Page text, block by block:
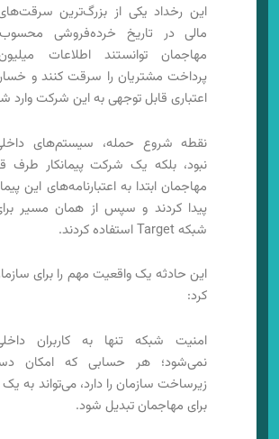
این رخداد یکی از بزرگ‌ترین
مالی در تاریخ خرده‌فروشی
مهاجمان توانستند اطلاعات
پرداخت مشتریان را سرقت کنند و
اعتباری قابل توجهی به این شرکت وارد
نبود، بلکه یک شرکت پیمانکار طرف
مهاجمان ابتدا به اعتبارنامه‌های این
پیدا کردند و سپس از همان مسیر
شبکه Target استفاده کردند.
این حادثه یک واقعیت مهم را برای
کرد:
امنیت شبکه تنها به کاربران
نمی‌شود؛ هر حسابی که امکان
زیرساخت سازمان را دارد، می‌تواند به
برای مهاجمان تبدیل شود.